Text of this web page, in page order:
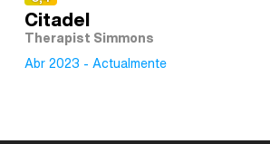
Citadel
Therapist Simmons
Abr 2023 - Actualmente